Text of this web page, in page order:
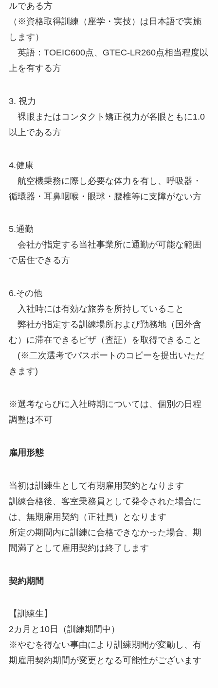
ルである方
（※資格取得訓練（座学・実技）は日本語で実施
します）
英語：TOEIC600点、GTEC-LR260点相当程度以
上を有する⽅
3. 視力
裸眼またはコンタクト矯正視力が各眼ともに1.0
以上である方
4.健康
航空機乗務に際し必要な体⼒を有し、呼吸器・
循環器・⽿⿐咽喉・眼球・腰椎等に⽀障がない方
5.通勤
会社が指定する当社事業所に通勤が可能な範囲
で居住できる方
6.その他
入社時には有効な旅券を所持していること
弊社が指定する訓練場所および勤務地（国外含
む）に滞在できるビザ（査証）を取得できること
(※二次選考でパスポートのコピーを提出いただ
きます)
※選考ならびに入社時期については、個別の日程
調整は不可
雇用形態
当初は訓練生として有期雇用契約となります
訓練合格後、客室乗務員として発令された場合に
は、無期雇用契約（正社員）となります
所定の期間内に訓練に合格できなかった場合、期
間満了として雇用契約は終了します
契約期間
【訓練生】
2カ月と10日（訓練期間中）
※やむを得ない事由により訓練期間が変動し、有
期雇用契約期間が変更となる可能性がございます